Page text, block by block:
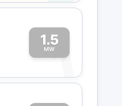
1.5
MW
1